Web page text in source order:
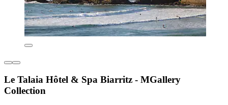
Le Talaia Hôtel & Spa Biarritz - MGallery
Collection